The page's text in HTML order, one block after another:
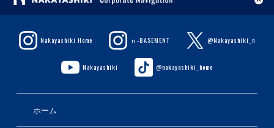
Nakayashiki Home ｎ-BASEMENT @Nakayashiki_n
Nakayashiki @nakayashiki_home
ホーム